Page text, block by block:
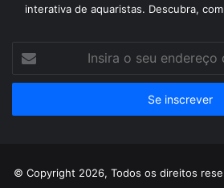
interativa de aquaristas. Descubra,
seu
de
© Copyright 2026, Todos os direitos